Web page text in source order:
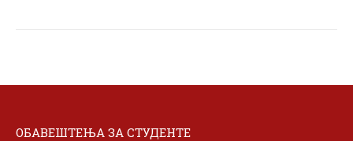
ОБАВЕШТЕЊА ЗА СТУДЕНТЕ